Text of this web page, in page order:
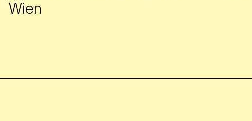
Wien